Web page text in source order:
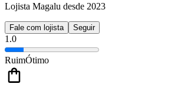
Lojista Magalu desde 2023
Fale com lojista Seguir
1.0
RuimÓtimo